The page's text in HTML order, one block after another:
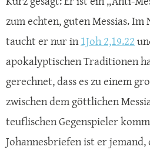
zum echten, guten Messias. Im
taucht er nur in1Joh 2,19.22
apokalyptischen Traditionen
gerechnet, dass es zu einem
zwischen dem göttlichen
teuflischen Gegenspieler
Johannesbriefen ist er